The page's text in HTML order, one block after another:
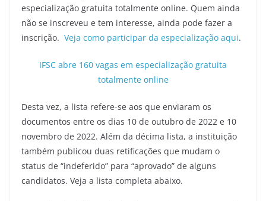
especialização gratuita totalmente online. Quem ainda
não se inscreveu e tem interesse, ainda pode fazer a
inscrição. Veja como participar da especialização aqui.
IFSC abre 160 vagas em especialização gratuita
totalmente online
Desta vez, a lista refere-se aos que enviaram os
documentos entre os dias 10 de outubro de 2022 e 10
novembro de 2022. Além da décima lista, a instituição
também publicou duas retificações que mudam o
status de “indeferido” para “aprovado” de alguns
candidatos. Veja a lista completa abaixo.